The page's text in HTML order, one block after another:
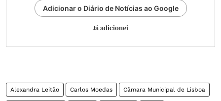
Adicionar o Diário de Notícias ao Google
Já adicionei
Alexandra Leitão Carlos Moedas Câmara Municipal de Lisboa